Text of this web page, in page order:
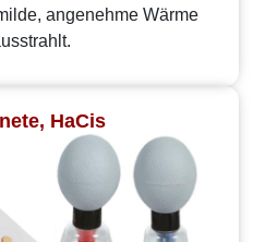
angenehme Wärme
HaCis